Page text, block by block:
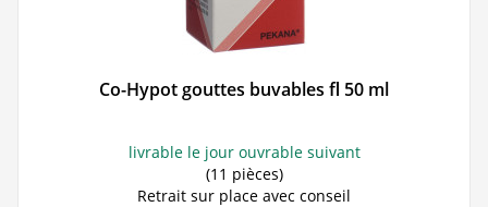
Co-Hypot gouttes buvables fl 50 ml
livrable le jour ouvrable suivant
(11 pièces)
Retrait sur place avec conseil